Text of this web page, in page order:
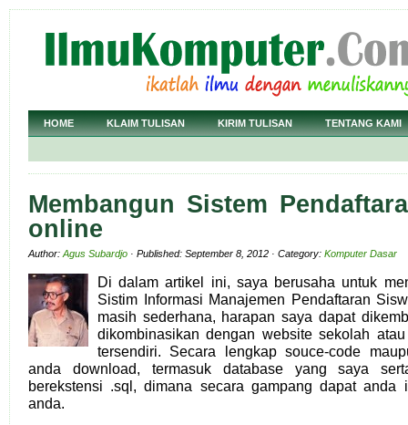
HOME KLAIM TULISAN KIRIM TULISAN TENTANG KAMI
Membangun Sistem
online
Author: Agus Subardjo · Published: September 8, 2012 · Category: Komputer Dasar
Di dalam artikel ini, saya berusaha untuk
Sistim Informasi Manajemen Pendaftaran
masih sederhana, harapan saya dapat
dikombinasikan dengan website sekolah
tersendiri. Secara lengkap souce-code
anda download, termasuk database yang saya
berekstensi .sql, dimana secara gampang dapat anda
anda.